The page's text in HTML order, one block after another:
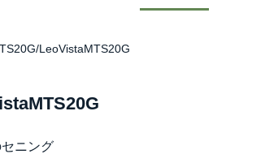
LeoVistaMTS20G
ニング